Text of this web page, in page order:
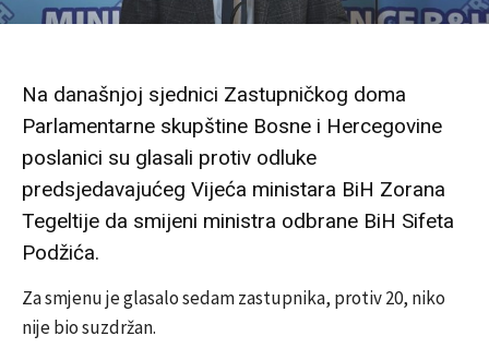
Na današnjoj sjednici Zastupničkog doma
Parlamentarne skupštine Bosne i Hercegovine
poslanici su glasali protiv odluke
predsjedavajućeg Vijeća ministara BiH Zorana
Tegeltije da smijeni ministra odbrane BiH Sifeta
Podžića.
Za smjenu je glasalo sedam zastupnika, protiv 20, niko
nije bio suzdržan.